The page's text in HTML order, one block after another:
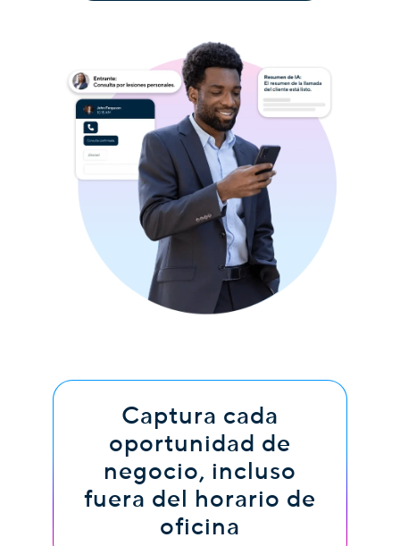
Captura cada
oportunidad de
negocio, incluso
fuera del horario de
oficina